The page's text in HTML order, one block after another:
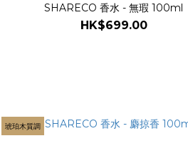
SHARECO 香水 - 無瑕 100ml
HK$699.00
琥珀木質調